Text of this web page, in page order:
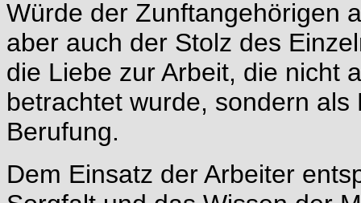
Würde der Zunftangehörigen
aber auch der Stolz des
die Liebe zur Arbeit, die nicht
betrachtet wurde, sondern
Berufung.
Dem Einsatz der Arbeiter